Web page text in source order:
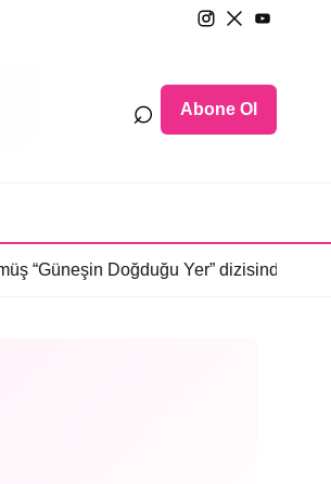
⌕ Abone Ol
Doğduğu Yer” dizisinde•Selin Türkmen